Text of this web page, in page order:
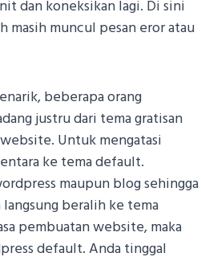
dan koneksikan lagi. Di sini
masih muncul pesan eror atau
beberapa orang
justru dari tema gratisan
Untuk mengatasi
ke tema default.
maupun blog sehingga
beralih ke tema
pembuatan website, maka
default. Anda tinggal